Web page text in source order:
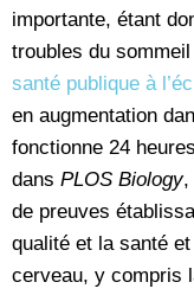
importante, étant
troubles du
santé publique à
en augmentation
fonctionne 24
dans PLOS Biology,
de preuves
qualité et la santé
cerveau, y compris